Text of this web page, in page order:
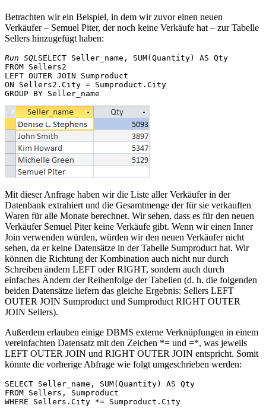
Betrachten wir ein Beispiel, in dem wir zuvor einen neuen
Verkäufer – Semuel Piter, der noch keine Verkäufe hat – zur Tabelle
Sellers hinzugefügt haben:
Run SQLSELECT Seller_name, SUM(Quantity) AS Qty
FROM Sellers2
LEFT OUTER JOIN Sumproduct
ON Sellers2.City = Sumproduct.City
Mit dieser Anfrage haben wir die Liste aller Verkäufer in der
Datenbank extrahiert und die Gesamtmenge der für sie verkauften
Waren für alle Monate berechnet. Wir sehen, dass es für den neuen
Verkäufer Semuel Piter keine Verkäufe gibt. Wenn wir einen Inner
Join verwenden würden, würden wir den neuen Verkäufer nicht
sehen, da er keine Datensätze in der Tabelle Sumproduct hat. Wir
können die Richtung der Kombination auch nicht nur durch
Schreiben ändern LEFT oder RIGHT, sondern auch durch
einfaches Ändern der Reihenfolge der Tabellen (d. h. die folgenden
beiden Datensätze liefern das gleiche Ergebnis: Sellers LEFT
OUTER JOIN Sumproduct und Sumproduct RIGHT OUTER
JOIN Sellers).
Außerdem erlauben einige DBMS externe Verknüpfungen in einem
vereinfachten Datensatz mit den Zeichen *= und =*, was jeweils
LEFT OUTER JOIN und RIGHT OUTER JOIN entspricht. Somit
könnte die vorherige Abfrage wie folgt umgeschrieben werden:
SELECT Seller_name, SUM(Quantity) AS Qty
FROM Sellers, Sumproduct